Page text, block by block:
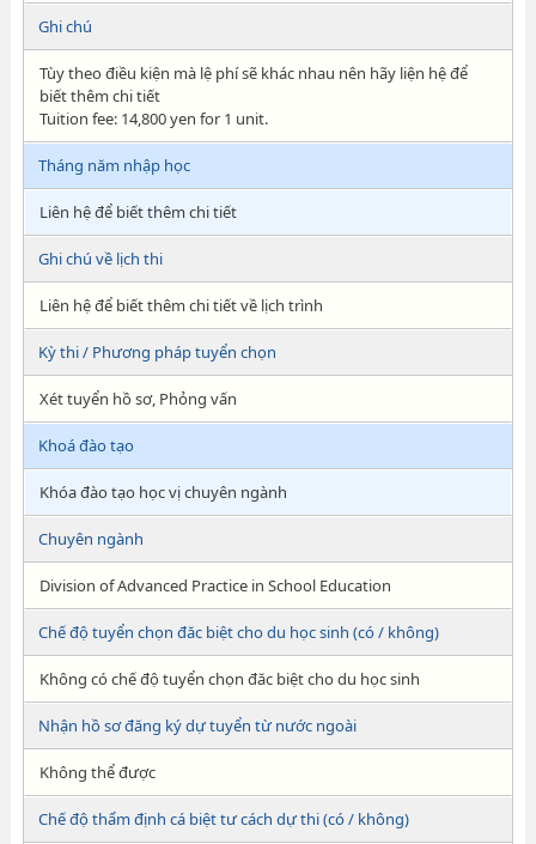
Ghi chú
Tùy theo điều kiện mà lệ phí sẽ khác nhau nên hãy liện hệ để
biết thêm chi tiết
Tuition fee: 14,800 yen for 1 unit.
Tháng năm nhập học
Liên hệ để biết thêm chi tiết
Ghi chú về lịch thi
Liên hệ để biết thêm chi tiết về lịch trình
Kỳ thi / Phương pháp tuyển chọn
Xét tuyển hồ sơ, Phỏng vấn
Khoá đào tạo
Khóa đào tạo học vị chuyên ngành
Chuyên ngành
Division of Advanced Practice in School Education
Chế độ tuyển chọn đăc biệt cho du học sinh (có / không)
Không có chế độ tuyển chọn đăc biệt cho du học sinh
Nhận hồ sơ đăng ký dự tuyển từ nước ngoài
Không thể được
Chế độ thẩm định cá biệt tư cách dự thi (có / không)